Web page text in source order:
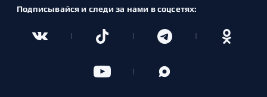
Подписывайся и следи за нами в соцсетях: